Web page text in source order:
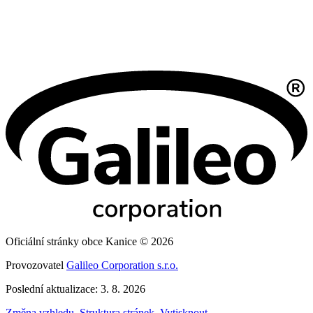
Oficiální stránky obce Kanice © 2026
Provozovatel Galileo Corporation s.r.o.
Poslední aktualizace: 3. 8. 2026